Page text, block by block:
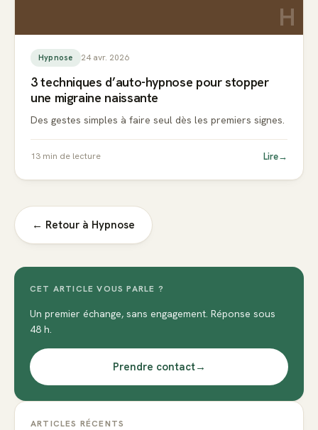
H
Hypnose 24 avr. 2026
3 techniques d’auto-hypnose pour stopper
une migraine naissante
Des gestes simples à faire seul dès les premiers signes.
13 min de lecture Lire→
← Retour à Hypnose
CET ARTICLE VOUS PARLE ?
Un premier échange, sans engagement. Réponse sous
48 h.
Prendre contact→
ARTICLES RÉCENTS